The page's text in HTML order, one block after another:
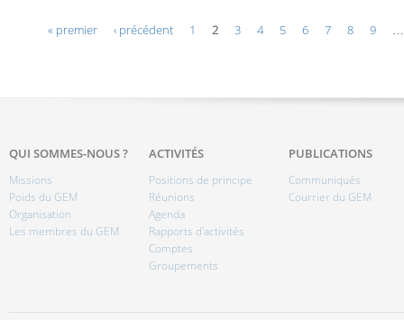
Pages
« premier ‹ précédent 1 2 3 4 5 6 7 8 9
QUI SOMMES-NOUS ?
Missions
Poids du GEM
Organisation
Les membres du GEM
ACTIVITÉS
Positions de principe
Réunions
Agenda
Rapports d'activités
Comptes
Groupements
PUBLICATIONS
Communiqués
Courrier du GEM